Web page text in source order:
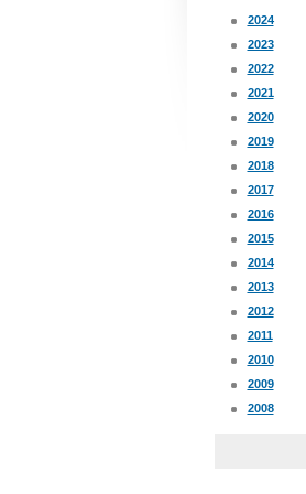
2024
2023
2022
2021
2020
2019
2018
2017
2016
2015
2014
2013
2012
2011
2010
2009
2008